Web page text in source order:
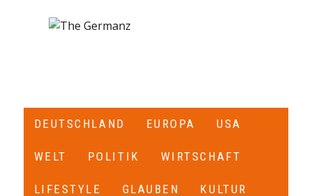
DEUTSCHLAND EUROPA USA
WELT POLITIK WIRTSCHAFT
LIFESTYLE GLAUBEN KULTUR